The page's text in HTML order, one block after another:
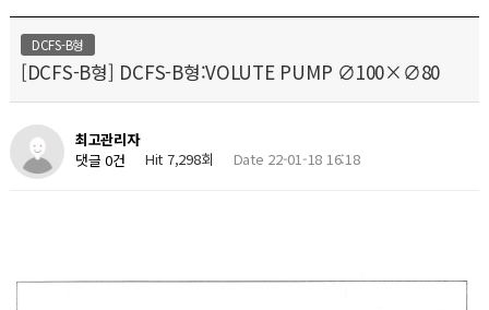
DCFS-B형
[DCFS-B형] DCFS-B형:VOLUTE PUMP ∅100×∅80
최고관리자
댓글 0건
Hit 7,298회 Date 22-01-18 16:18